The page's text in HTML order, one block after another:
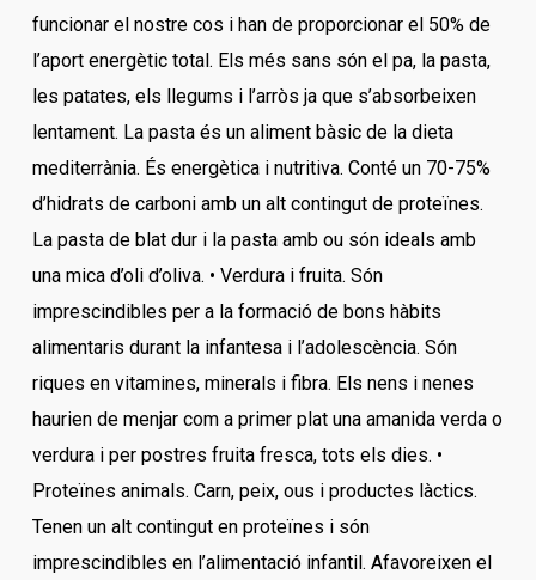
funcionar el nostre cos i han de proporcionar el 50% de
l’aport energètic total. Els més sans són el pa, la pasta,
les patates, els llegums i l’arròs ja que s’absorbeixen
lentament. La pasta és un aliment bàsic de la dieta
mediterrània. És energètica i nutritiva. Conté un 70-75%
d’hidrats de carboni amb un alt contingut de proteïnes.
La pasta de blat dur i la pasta amb ou són ideals amb
una mica d’oli d’oliva. • Verdura i fruita. Són
imprescindibles per a la formació de bons hàbits
alimentaris durant la infantesa i l’adolescència. Són
riques en vitamines, minerals i fibra. Els nens i nenes
haurien de menjar com a primer plat una amanida verda o
verdura i per postres fruita fresca, tots els dies. •
Proteïnes animals. Carn, peix, ous i productes làctics.
Tenen un alt contingut en proteïnes i són
imprescindibles en l’alimentació infantil. Afavoreixen el